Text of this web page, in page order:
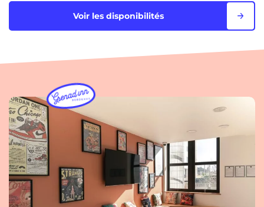
Voir les disponibilités